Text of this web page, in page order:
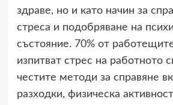
здраве, но и като начин за
стреса и подобряване на
състояние. 70% от
изпитват стрес на работното
честите методи за справяне
разходки, физическа